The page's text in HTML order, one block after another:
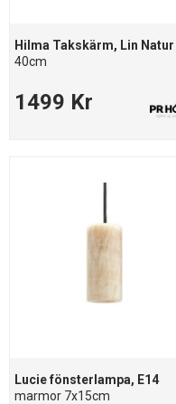
Hilma Takskärm, Lin Natur
40cm
1499 Kr
Lucie fönsterlampa, E14
marmor 7x15cm